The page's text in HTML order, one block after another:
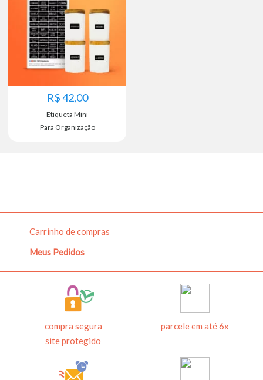
R$42,00
Etiqueta Mini
Para Organização
Carrinho de compras
Meus Pedidos
compra segura
site protegido
parcele em até 6x